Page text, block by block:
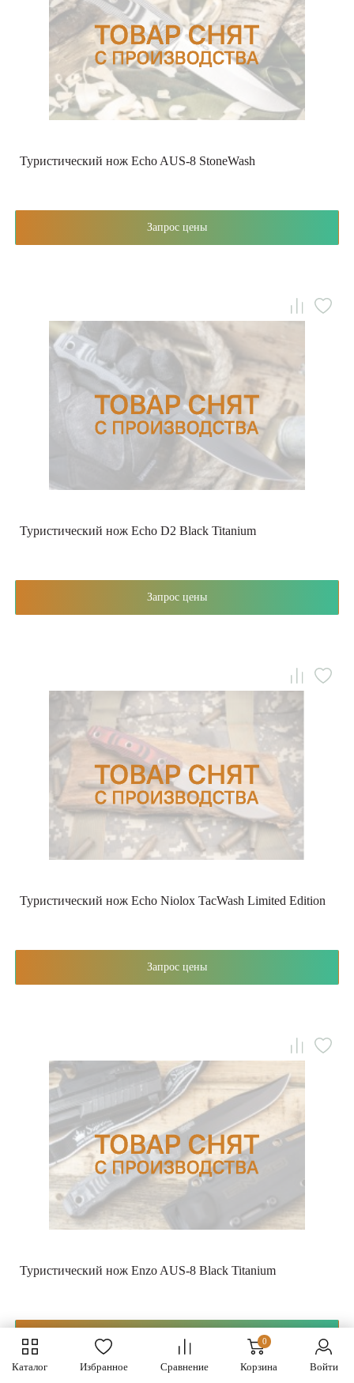
Каталог Избранное Сравнение
0
Корзина Войти
Туристический нож Echo AUS-8 StoneWash
Запрос цены
Туристический нож Echo D2 Black Titanium
Запрос цены
Туристический нож Echo Niolox TacWash Limited Edition
Запрос цены
Туристический нож Enzo AUS-8 Black Titanium
Запрос цены